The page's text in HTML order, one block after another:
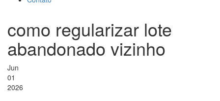
como regularizar lote
abandonado vizinho
Jun
01
2026